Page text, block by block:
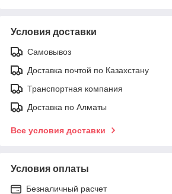
Условия доставки
Самовывоз
Доставка почтой по Казахстану
Транспортная компания
Доставка по Алматы
Все условия доставки
Условия оплаты
Безналичный расчет